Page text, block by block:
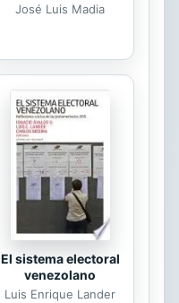
José Luis Madia
El sistema electoral
venezolano
Luis Enrique Lander